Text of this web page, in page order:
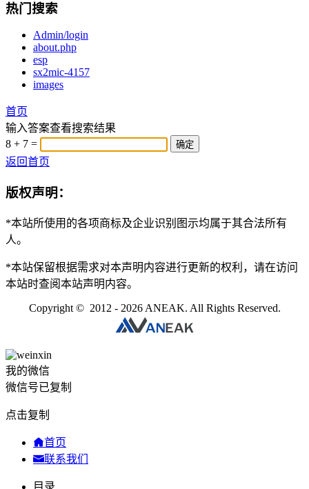
热门搜索
Admin/login
about.php
esp
sx2mic-4157
images
首页
输入答案查看搜索结果
8 + 7 =
确定
返回首页
版权声明：
*本站所使用的各项商标及企业识别图示均属于其合法所有
人。
*本站保留根据需求对本声明内容进行更新的权利，请在访问
本站时查阅本站声明内容。
Copyright © 2012 - 2026 ANEAK. All Rights Reserved.
我的微信
微信号已复制
点击复制
首页
联系我们
目录